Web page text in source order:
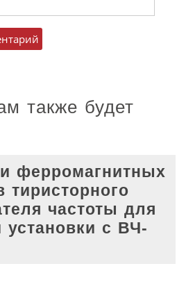
также будет
ферромагнитных
тиристорного
частоты для
установки с ВЧ-